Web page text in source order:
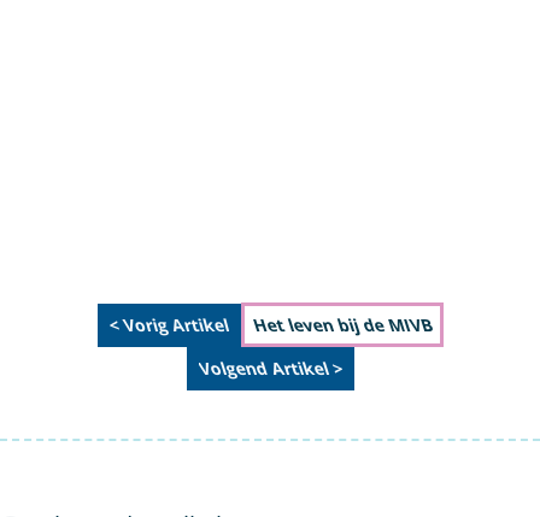
< Vorig Artikel
Het leven bij de MIVB
Volgend Artikel >